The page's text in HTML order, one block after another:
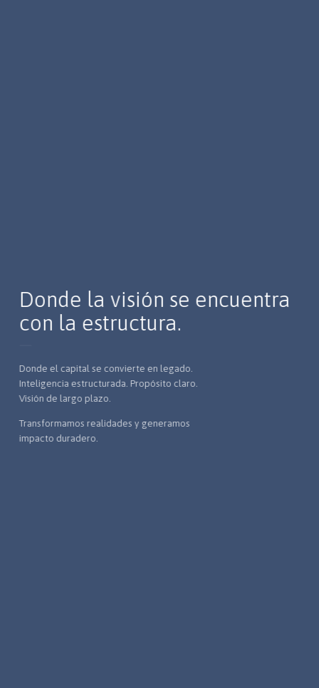
Donde la visión se encuentra
con la estructura.
Donde el capital se convierte en legado.
Inteligencia estructurada. Propósito claro.
Visión de largo plazo.
Transformamos realidades y generamos
impacto duradero.